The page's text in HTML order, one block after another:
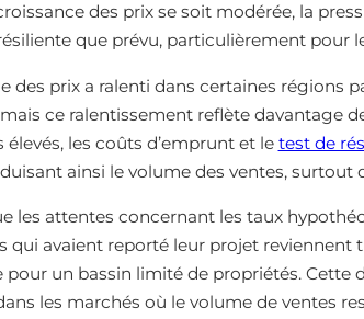
des prix se soit modérée, la
que prévu, particulièrement pour
des prix a ralenti dans certaines régions
ce ralentissement reflète davantage
élevés, les coûts d’emprunt et le test de
ainsi le volume des ventes, surtout
les attentes concernant les taux
qui avaient reporté leur projet
un bassin limité de propriétés. Cette
les marchés où le volume de ventes